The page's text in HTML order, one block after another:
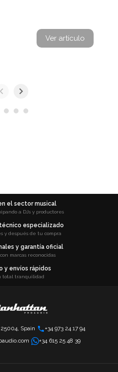
Ver artículo
el sector musical
a DJs y productores
especializado
y después de tu compra
y garantía oficial
marcas reconocidas
y envíos rápidos
total tranquilidad
Spain
+34 973 24 17 94
+34 615 25 48 39